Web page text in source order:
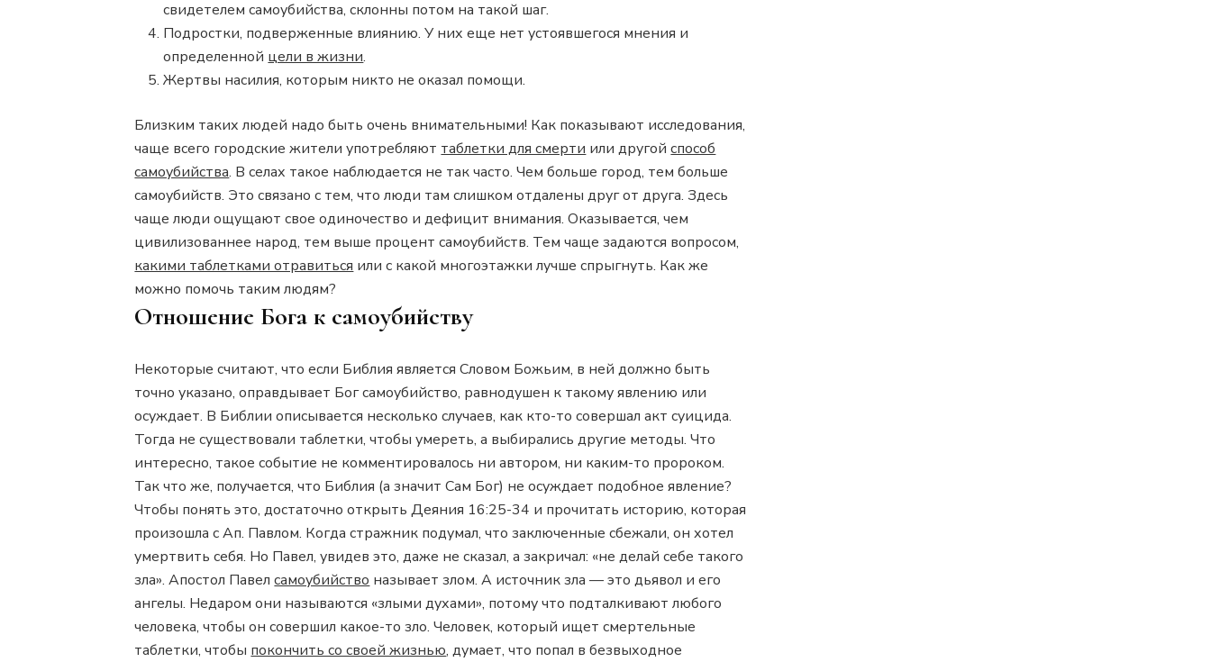
свидетелем самоубийства, склонны потом на такой шаг.
Подростки, подверженные влиянию. У них еще нет устоявшегося мнения и
определенной цели в жизни.
Жертвы насилия, которым никто не оказал помощи.
Близким таких людей надо быть очень внимательными! Как показывают исследования,
чаще всего городские жители употребляют таблетки для смерти или другойспособ
самоубийства. В селах такое наблюдается не так часто. Чем больше город, тем больше
самоубийств. Это связано с тем, что люди там слишком отдалены друг от друга. Здесь
чаще люди ощущают свое одиночество и дефицит внимания. Оказывается, чем
цивилизованнее народ, тем выше процент самоубийств. Тем чаще задаются вопросом,
какими таблетками отравиться или с какой многоэтажки лучше спрыгнуть. Как же
можно помочь таким людям?
Отношение Бога к самоубийству
Некоторые считают, что если Библия является Словом Божьим, в ней должно быть
точно указано, оправдывает Бог самоубийство, равнодушен к такому явлению или
осуждает. В Библии описывается несколько случаев, как кто-то совершал акт суицида.
Тогда не существовали таблетки, чтобы умереть, а выбирались другие методы. Что
интересно, такое событие не комментировалось ни автором, ни каким-то пророком.
Так что же, получается, что Библия (а значит Сам Бог) не осуждает подобное явление?
Чтобы понять это, достаточно открыть Деяния 16:25-34 и прочитать историю, которая
произошла с Ап. Павлом. Когда стражник подумал, что заключенные сбежали, он хотел
умертвить себя. Но Павел, увидев это, даже не сказал, а закричал: «не делай себе такого
зла». Апостол Павелсамоубийство называет злом. А источник зла — это дьявол и его
ангелы. Недаром они называются «злыми духами», потому что подталкивают любого
человека, чтобы он совершил какое-то зло. Человек, который ищет смертельные
таблетки, чтобы покончить со своей жизнью, думает, что попал в безвыходное